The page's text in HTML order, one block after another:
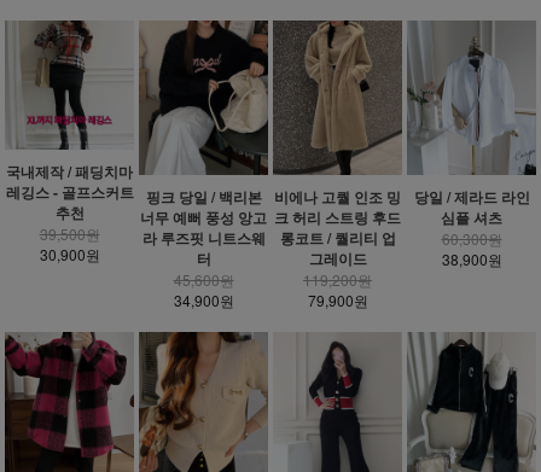
국내제작 / 패딩치마
레깅스 - 골프스커트
추천
39,500원
30,900원
핑크 당일 / 백리본
너무 예뻐 풍성 앙고
라 루즈핏 니트스웨
터
45,600원
34,900원
비에나 고퀄 인조 밍
크 허리 스트링 후드
롱코트 / 퀄리티 업
그레이드
119,200원
79,900원
당일 / 제라드 라인
심플 셔츠
60,300원
38,900원